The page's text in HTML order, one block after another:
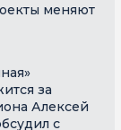
меняют
за
Алексей
с